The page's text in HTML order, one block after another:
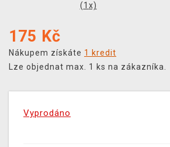
(1 x)
175 Kč
Nákupem získáte 1 kredit
Lze objednat max. 1 ks na zákazníka.
Vyprodáno